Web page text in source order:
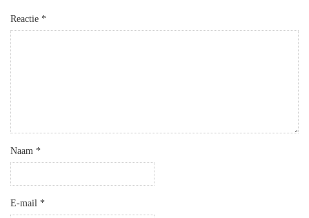
Reactie *
Naam *
E-mail *